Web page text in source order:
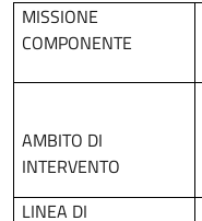
MISSIONE
COMPONENTE
AMBITO DI
INTERVENTO
LINEA DI